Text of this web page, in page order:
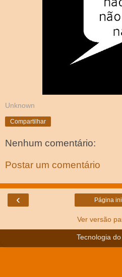
Unknown
Compartilhar
Nenhum comentário:
Postar um comentário
‹ Página
Ver versão
Tecnologia do